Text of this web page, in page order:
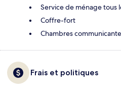
Service de ménage tous
Coffre-fort
Chambres
Frais et politiques